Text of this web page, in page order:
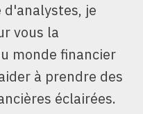
je
vous la
monde financier
à prendre des
éclairées.